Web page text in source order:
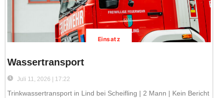
Einsatz
Wassertransport
Juli 11, 2026 | 17:22
Trinkwassertransport in Lind bei Scheifling | 2 Mann | Kein Bericht